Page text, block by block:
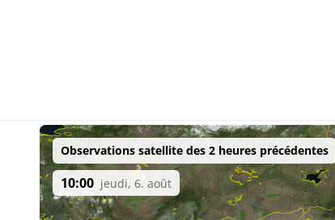
Observations satellite des 2 heures précédentes
10:00 jeudi, 6. août